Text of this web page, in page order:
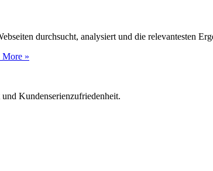
durchsucht, analysiert und die relevantesten
More »
Kundenserienzufriedenheit.